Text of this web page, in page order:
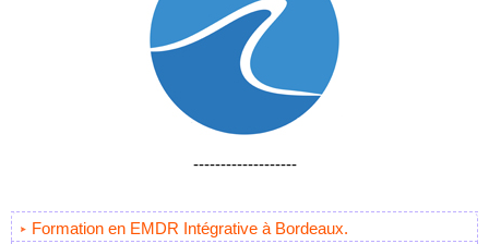
-------------------
Formation en EMDR Intégrative à Bordeaux.